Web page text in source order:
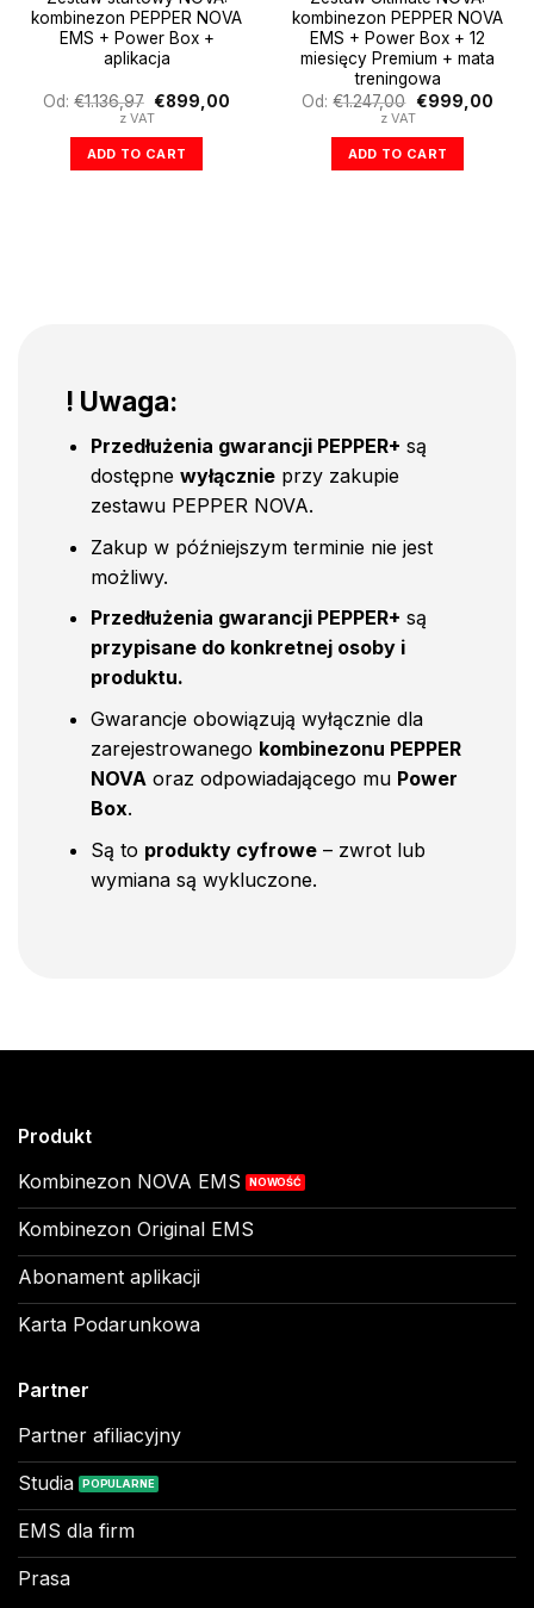
kombinezon PEPPER NOVA
EMS + Power Box +
aplikacja
Od: €1.136,97 Pierwotna
cena
€1.136,97.
€899,00
z VAT
ADD TO CART
kombinezon PEPPER NOVA
EMS + Power Box + 12
miesięcy Premium + mata
treningowa
Od:€1.247,00 Pierwotna
cena
€1.247,00.
€999,00
z VAT
ADD TO CART
! Uwaga:
Przedłużenia gwarancji PEPPER+ są
dostępne wyłącznieprzy zakupie
zestawu PEPPER NOVA.
Zakup w późniejszym terminie nie jest
możliwy.
Przedłużenia gwarancji PEPPER+ są
przypisane do konkretnej osoby i
produktu.
Gwarancje obowiązują wyłącznie dla
zarejestrowanego kombinezonu PEPPER
NOVAoraz odpowiadającego mu Power
Box.
Są to produkty cyfrowe– zwrot lub
wymiana są wykluczone.
Produkt
Kombinezon NOVA EMS
Kombinezon Original EMS
Abonament aplikacji
Karta Podarunkowa
Partner
Partner afiliacyjny
Studia
EMS dla firm
Prasa